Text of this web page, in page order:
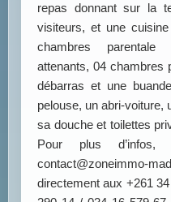
repas donnant sur la
visiteurs, et une
chambres parentale
attenants, 04 chambres
débarras et une
pelouse, un abri-voiture,
sa douche et toilettes
Pour plus
directement aux +261